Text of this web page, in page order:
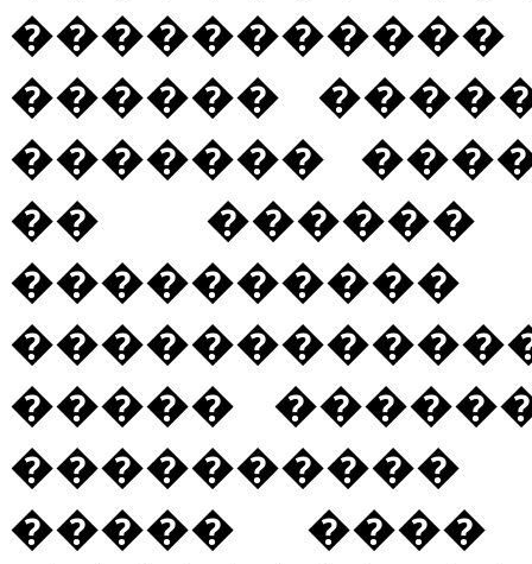
������
�������
�� ������
�����
�����